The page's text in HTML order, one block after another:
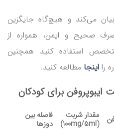
می‌کند و هیچ‌گاه جایگزین
صحیح و ایمن، همواره از
استفاده کنید همچنین
را اینجا مطالعه کنید.
ایبوپروفن برای کودکان
مقدار شربت
(100mg/5ml)
فاصله بین
دوزها